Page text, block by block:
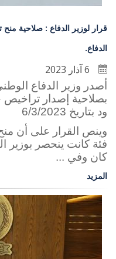
قرار لوزير الدفاع : صلاحية
الدفاع.
أصدر وزير الدفاع
ود بتاريخ 6/3/2023
وينص القرار على أن
فئة كانت ينحصر بوزير
كان وفي ...
المزيد